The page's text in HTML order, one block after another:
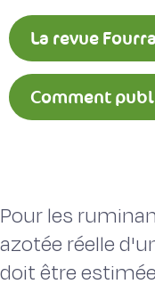
La revue
Comment
Pour les
azotée réelle
doit être